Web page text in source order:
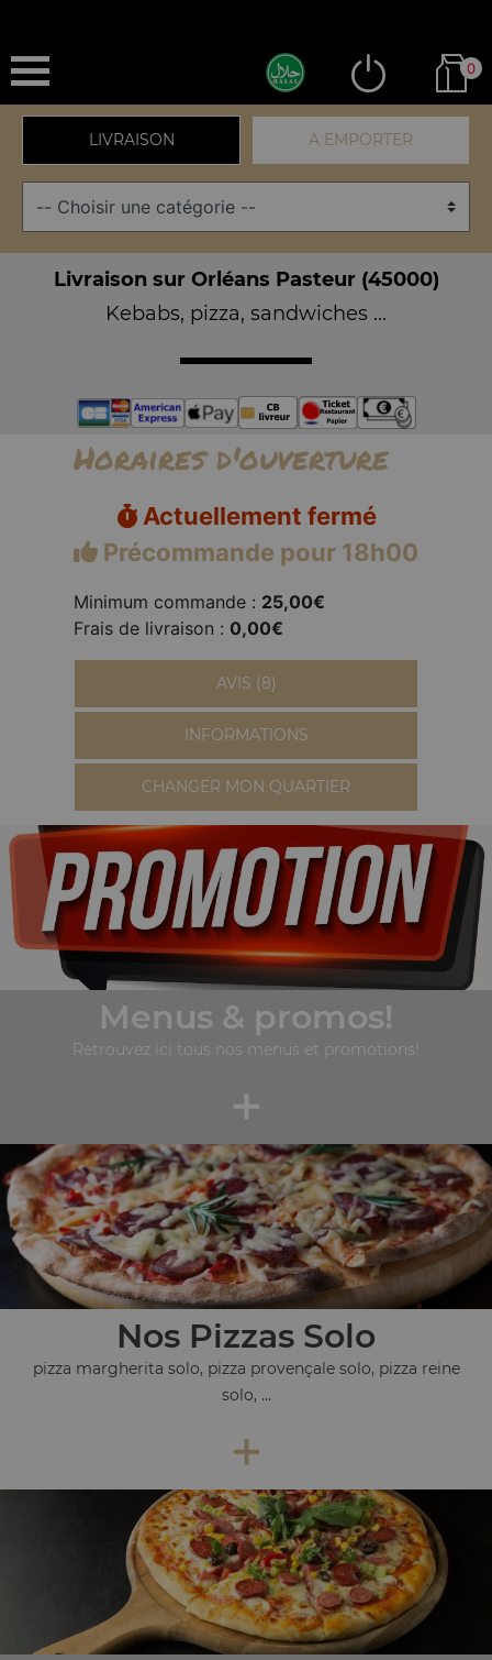
0
LIVRAISON A EMPORTER
Livraison sur Orléans Pasteur (45000)
Kebabs, pizza, sandwiches ...
Horaires d'ouverture
Actuellement fermé
Précommande pour 18h00
Minimum commande : 25,00€
Frais de livraison : 0,00€
AVIS (8)
INFORMATIONS
CHANGER MON QUARTIER
Menus & promos!
Retrouvez ici tous nos menus et promotions!
+
Nos Pizzas Solo
pizza margherita solo, pizza provençale solo, pizza reine
solo, ...
+